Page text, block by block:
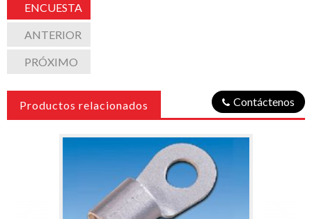
ENCUESTA
ANTERIOR
PRÓXIMO
Productos relacionados Contáctenos